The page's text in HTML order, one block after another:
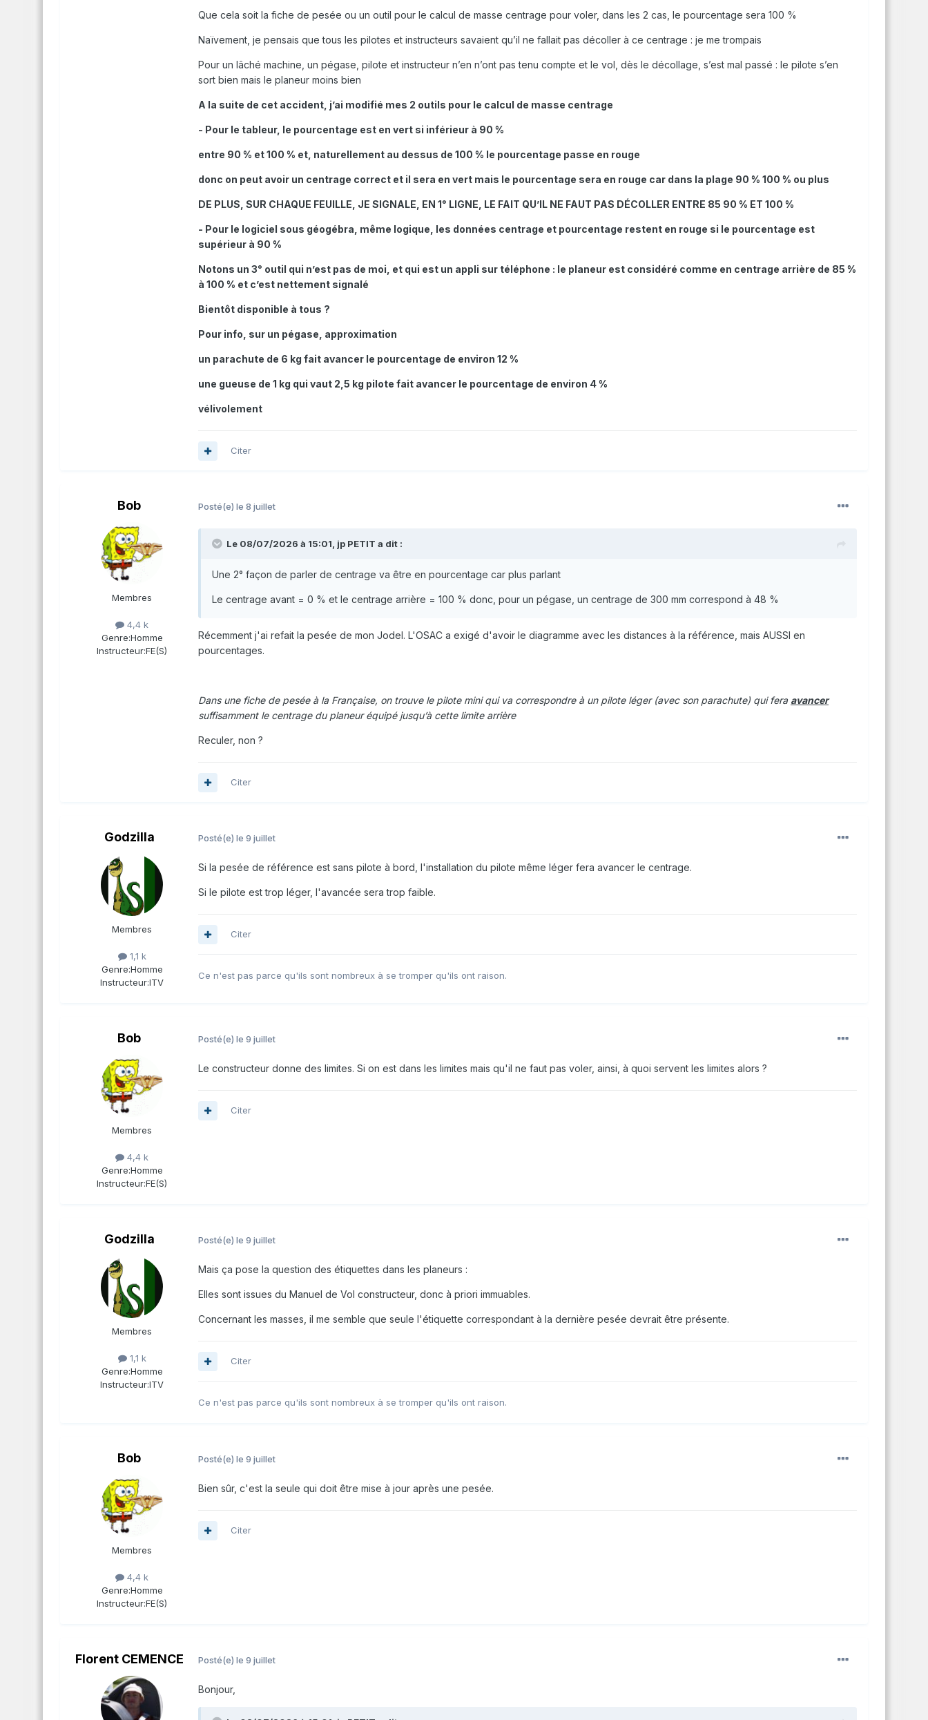
Que cela soit la fiche de pesée ou un outil pour le calcul de masse centrage pour voler, dans les 2 cas, le pourcentage sera 100 %
Naïvement, je pensais que tous les pilotes et instructeurs savaient qu’il ne fallait pas décoller à ce centrage : je me trompais
Pour un lâché machine, un pégase, pilote et instructeur n’en n’ont pas tenu compte et le vol, dès le décollage, s’est mal passé : le pilote s’en
sort bien mais le planeur moins bien
A la suite de cet accident, j’ai modifié mes 2 outils pour le calcul de masse centrage
- Pour le tableur, le pourcentage est en vert si inférieur à 90 %
entre 90 % et 100 % et, naturellement au dessus de 100 % le pourcentage passe en rouge
donc on peut avoir un centrage correct et il sera en vert mais le pourcentage sera en rouge car dans la plage 90 % 100 % ou plus
DE PLUS, SUR CHAQUE FEUILLE, JE SIGNALE, EN 1° LIGNE, LE FAIT QU’IL NE FAUT PAS DÉCOLLER ENTRE 85 90 % ET 100 %
- Pour le logiciel sous géogébra, même logique, les données centrage et pourcentage restent en rouge si le pourcentage est
supérieur à 90 %
Notons un 3° outil qui n’est pas de moi, et qui est un appli sur téléphone : le planeur est considéré comme en centrage arrière de 85 %
à 100 % et c’est nettement signalé
Bientôt disponible à tous ?
Pour info, sur un pégase, approximation
un parachute de 6 kg fait avancer le pourcentage de environ 12 %
une gueuse de 1 kg qui vaut 2,5 kg pilote fait avancer le pourcentage de environ 4 %
vélivolement
Citer
Bob
Membres
4,4 k
Genre:Homme
Instructeur:FE(S)
Posté(e) le 8 juillet
Le 08/07/2026 à 15:01, jp PETIT a dit :
Une 2° façon de parler de centrage va être en pourcentage car plus parlant
Le centrage avant = 0 % et le centrage arrière = 100 % donc, pour un pégase, un centrage de 300 mm correspond à 48 %
Récemment j'ai refait la pesée de mon Jodel. L'OSAC a exigé d'avoir le diagramme avec les distances à la référence, mais AUSSI en
pourcentages.
Dans une fiche de pesée à la Française, on trouve le pilote mini qui va correspondre à un pilote léger (avec son parachute) qui fera avancer
suffisamment le centrage du planeur équipé jusqu’à cette limite arrière
Reculer, non ?
Citer
Godzilla
Membres
1,1 k
Genre:Homme
Instructeur:ITV
Posté(e) le 9 juillet
Si la pesée de référence est sans pilote à bord, l'installation du pilote même léger fera avancer le centrage.
Si le pilote est trop léger, l'avancée sera trop faible.
Citer
Ce n'est pas parce qu'ils sont nombreux à se tromper qu'ils ont raison.
Bob
Membres
4,4 k
Genre:Homme
Instructeur:FE(S)
Posté(e) le 9 juillet
Le constructeur donne des limites. Si on est dans les limites mais qu'il ne faut pas voler, ainsi, à quoi servent les limites alors ?
Citer
Godzilla
Membres
1,1 k
Genre:Homme
Instructeur:ITV
Posté(e) le 9 juillet
Mais ça pose la question des étiquettes dans les planeurs :
Elles sont issues du Manuel de Vol constructeur, donc à priori immuables.
Concernant les masses, il me semble que seule l'étiquette correspondant à la dernière pesée devrait être présente.
Citer
Ce n'est pas parce qu'ils sont nombreux à se tromper qu'ils ont raison.
Bob
Membres
4,4 k
Genre:Homme
Instructeur:FE(S)
Posté(e) le 9 juillet
Bien sûr, c'est la seule qui doit être mise à jour après une pesée.
Citer
Florent CEMENCE Posté(e) le 9 juillet
Bonjour,